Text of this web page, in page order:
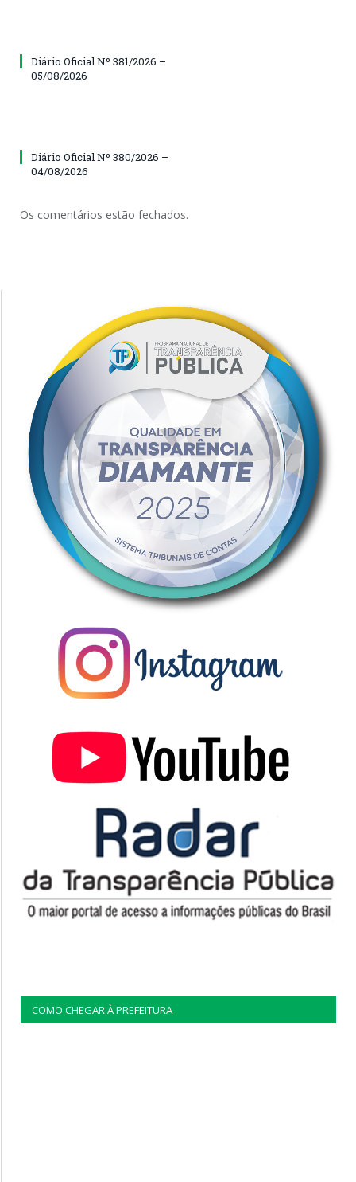
Diário Oficial Nº 381/2026 –
05/08/2026
Diário Oficial Nº 380/2026 –
04/08/2026
Os comentários estão fechados.
COMO CHEGAR À PREFEITURA